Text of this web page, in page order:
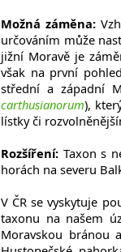
Možná záměna:
určováním může
jižní Moravě je
však na první
střední a západní
carthusianorum),
lístky či
Rozšíření: Taxon s
horách na severu
V ČR se vyskytuje
taxonu na našem
Moravskou bránou